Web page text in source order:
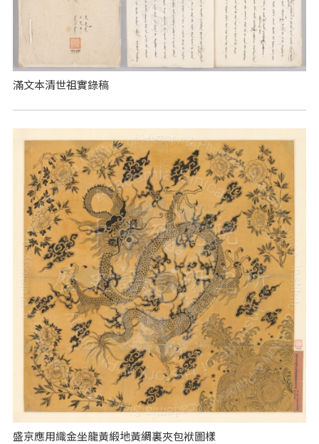
滿文本清世祖實錄稿
盛京應用織金坐龍黃緞地黃綢裏夾包袱圖樣